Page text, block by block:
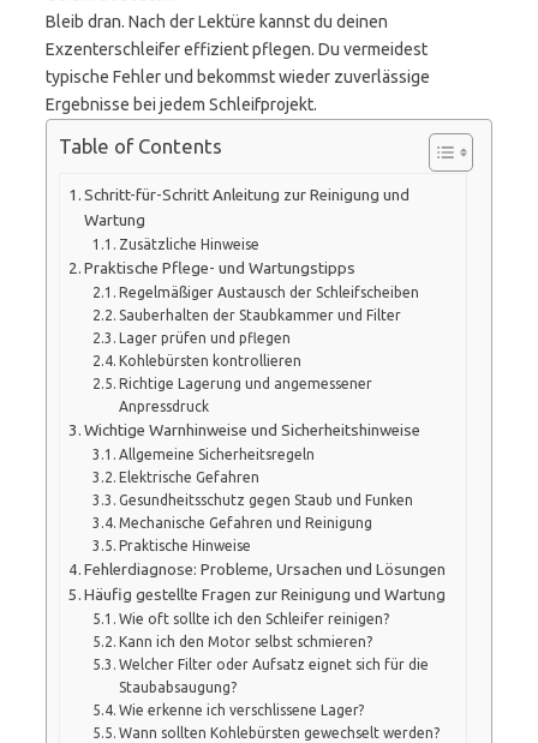
Bleib dran. Nach der Lektüre kannst du deinen
Exzenterschleifer effizient pflegen. Du vermeidest
typische Fehler und bekommst wieder zuverlässige
Ergebnisse bei jedem Schleifprojekt.
Table of Contents
Schritt-für-Schritt Anleitung zur Reinigung und
Wartung
Zusätzliche Hinweise
Praktische Pflege- und Wartungstipps
Regelmäßiger Austausch der Schleifscheiben
Sauberhalten der Staubkammer und Filter
Lager prüfen und pflegen
Kohlebürsten kontrollieren
Richtige Lagerung und angemessener
Anpressdruck
Wichtige Warnhinweise und Sicherheitshinweise
Allgemeine Sicherheitsregeln
Elektrische Gefahren
Gesundheitsschutz gegen Staub und Funken
Mechanische Gefahren und Reinigung
Praktische Hinweise
Fehlerdiagnose: Probleme, Ursachen und Lösungen
Häufig gestellte Fragen zur Reinigung und Wartung
Wie oft sollte ich den Schleifer reinigen?
Kann ich den Motor selbst schmieren?
Welcher Filter oder Aufsatz eignet sich für die
Staubabsaugung?
Wie erkenne ich verschlissene Lager?
Wann sollten Kohlebürsten gewechselt werden?